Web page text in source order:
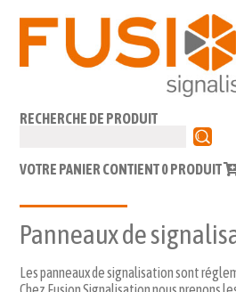
RECHERCHE DE PRODUIT
VOTRE PANIER CONTIENT0PRODUIT
Panneaux de
Les panneaux de signalisation sont